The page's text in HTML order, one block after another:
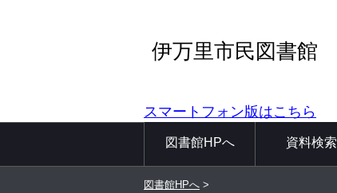
伊万里市民図書館
スマートフォン版はこちら
図書館HPへ 資料検索
図書館HPへ >